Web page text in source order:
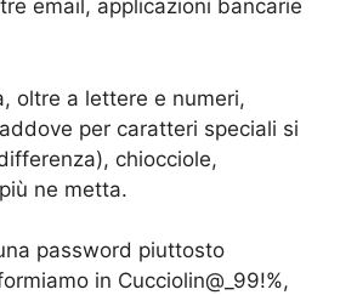
email, applicazioni bancarie
oltre a lettere e numeri,
per caratteri speciali si
chiocciole,
ne metta.
password piuttosto
in Cucciolin@_99!%,